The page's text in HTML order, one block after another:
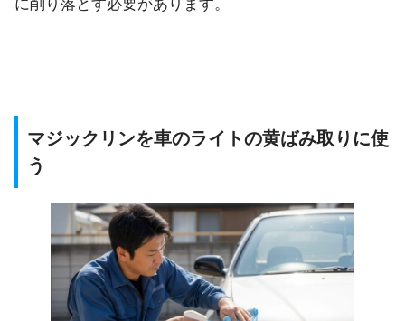
に削り落とす必要があります。
マジックリンを車のライトの黄ばみ取りに使
う